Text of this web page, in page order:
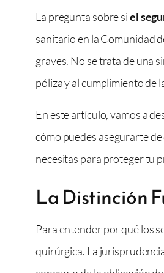
La pregunta sobre siel
sanitario en la Comunidad
graves. No se trata de una
póliza y al cumplimiento de
En este artículo, vamos a
cómo puedes asegurarte
necesitas para proteger tu
La Distinción
Para entender por qué los
quirúrgica. La